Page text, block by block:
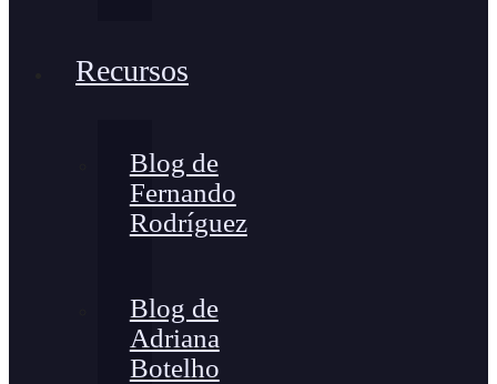
Recursos
Blog de
Fernando
Rodríguez
Blog de
Adriana
Botelho